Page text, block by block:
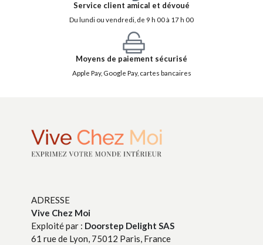
Service client amical et dévoué
Du lundi ou vendredi, de 9 h 00 à 17 h 00
Moyens de paiement sécurisé
Apple Pay, Google Pay, cartes bancaires
ADRESSE
Vive Chez Moi
Exploité par : Doorstep Delight SAS
61 rue de Lyon, 75012 Paris, France